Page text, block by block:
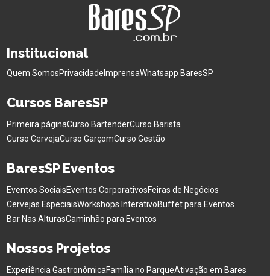
Institucional
Quem SomosPrivacidade ImprensaWhatsapp BaresSP
Cursos BaresSP
Primeira páginaCurso BartenderCurso Barista
Curso CervejaCurso GarçomCurso Gestão
BaresSP Eventos
Eventos SociaisEventos CorporativosFeiras de Negócios
Cervejas EspeciaisWorkshops InterativoBuffet para Eventos
Bar Nas AlturasCaminhão para Eventos
Nossos Projetos
Experiência GastronômicaFamília no ParqueAtivação em Bares